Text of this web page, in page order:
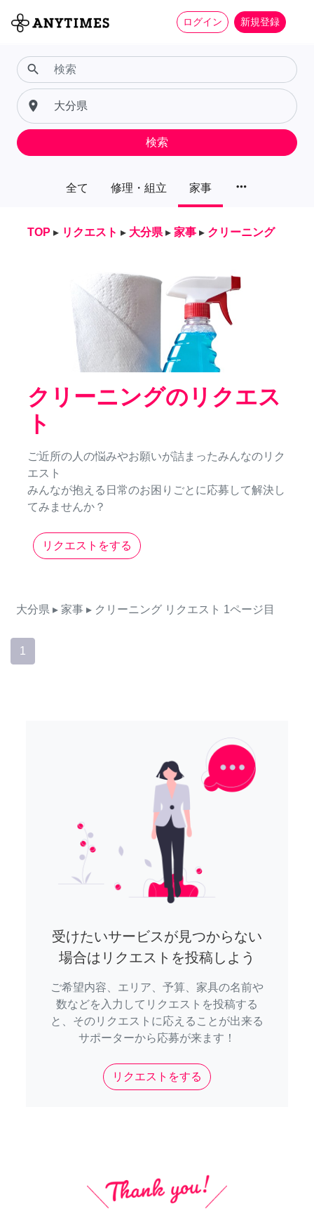
ログイン 新規登録
全て 修理・組立 家事 more_horiz
search
place
検索
TOP ▸ リクエスト ▸ 大分県 ▸ 家事 ▸ クリーニング
クリーニングのリクエス
ト
ご近所の人の悩みやお願いが詰まったみんなのリク
エスト
みんなが抱える日常のお困りごとに応募して解決し
てみませんか？
リクエストをする
大分県 ▸ 家事 ▸ クリーニング リクエスト 1ページ目
1
受けたいサービスが見つからない
場合はリクエストを投稿しよう
ご希望内容、エリア、予算、家具の名前や
数などを入力してリクエストを投稿する
と、そのリクエストに応えることが出来る
サポーターから応募が来ます！
リクエストをする